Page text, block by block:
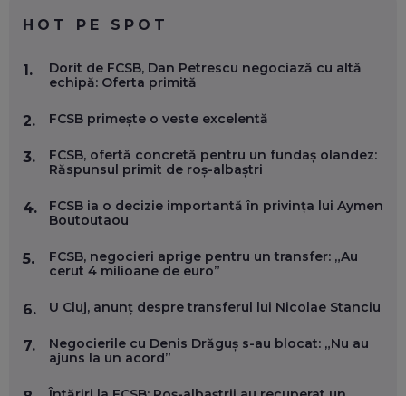
FOLOSEȘTI TEHNOLOGIA CA SĂ FII MAI BUN LA JOB. ȘI CUM
SE VA SCHIMBA MUNCA, ÎN URMĂTORII ANI
MARIUS PAȘCULEA, COFONDATOR AL KULTH: CUM
FOLOSEȘTI TEHNOLOGIA CA SĂ ÎȚI DESCHIZI DRUMUL
CĂTRE ARTĂ, LA NIVEL GLOBAL
EP. 57
EFICIENT VIAȚA ONLINE. ȘI CARE SUNT PRIMII PAȘI ÎNTR-O
CARIERĂ DE „HACKER CU PERMIS”
DOINA VÎLCEANU, CONTENTSPEED: VREI SUCCES ONLINE?
ÎNVAȚĂ AEO ȘI GEO!
HOT PE SPOT
1.
Dorit de FCSB, Dan Petrescu negociază cu altă
echipă: Oferta primită
2. FCSB primește o veste excelentă
3.
FCSB, ofertă concretă pentru un fundaș olandez:
Răspunsul primit de roș-albaștri
4.
FCSB ia o decizie importantă în privința lui Aymen
Boutoutaou
5.
FCSB, negocieri aprige pentru un transfer: „Au
cerut 4 milioane de euro”
6. U Cluj, anunț despre transferul lui Nicolae Stanciu
7.
Negocierile cu Denis Drăguș s-au blocat: „Nu au
ajuns la un acord”